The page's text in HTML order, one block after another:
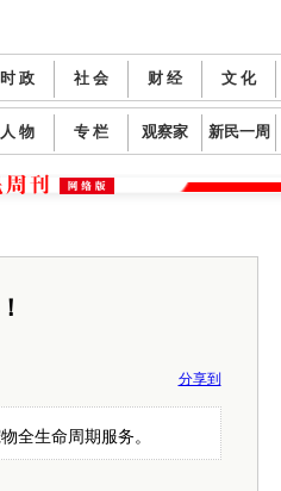
时 政 社 会 财 经 文 化
人 物 专 栏 观察家 新民一周
分享到
全生命周期服务。